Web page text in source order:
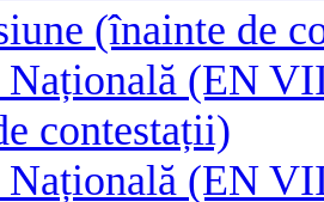
(înainte de
Națională (EN
contestații)
Națională (EN